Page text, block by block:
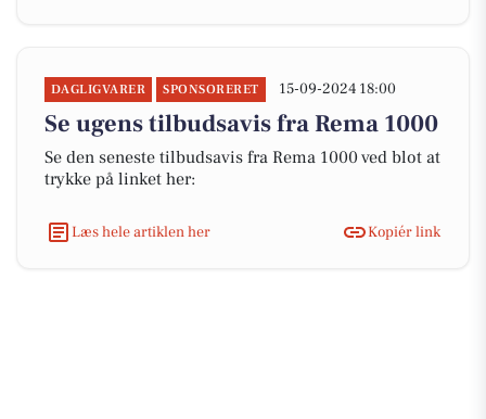
DAGLIGVARER SPONSORERET 15-09-2024 18:00
Se ugens tilbudsavis fra Rema 1000
Se den seneste tilbudsavis fra Rema 1000 ved blot at
trykke på linket her:
Læs hele artiklen her Kopiér link